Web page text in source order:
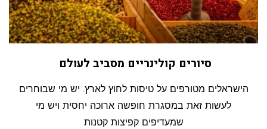
סיורים קולינריים מסביב לעולם
הישראלים מטורפים על טיסות לחוץ לארץ. יש מי שבוחרים
לעשות זאת במסגרת חופשה ארוכה יחסית ויש מי
שמעדיפים קפיצות קטנות